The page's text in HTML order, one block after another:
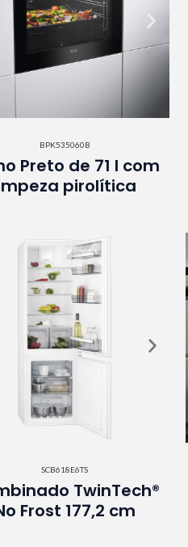
BPK535060B
Preto de 71 l com
pirolítica
SCB618E6TS
TwinTech®
Frost 177,2 cm